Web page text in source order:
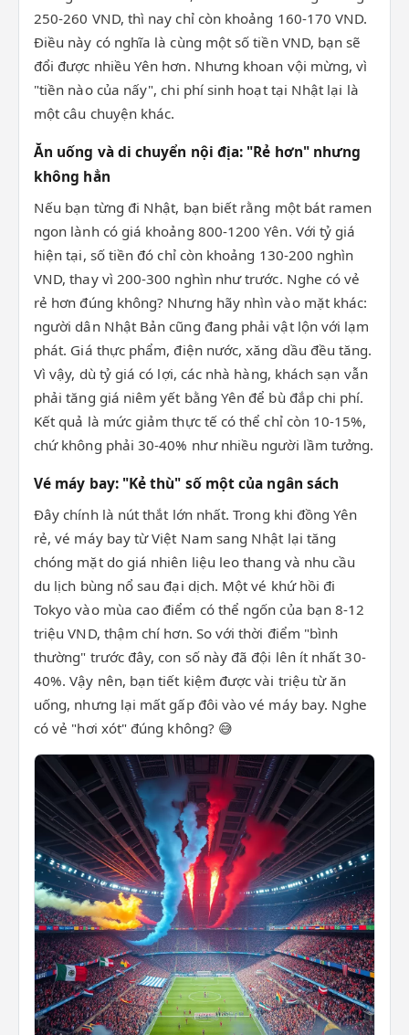
250-260 VND, thì nay chỉ còn khoảng 160-170 VND.
Điều này có nghĩa là cùng một số tiền VND, bạn sẽ
đổi được nhiều Yên hơn. Nhưng khoan vội mừng, vì
"tiền nào của nấy", chi phí sinh hoạt tại Nhật lại là
một câu chuyện khác.
Ăn uống và di chuyển nội địa: "Rẻ hơn" nhưng
không hẳn
Nếu bạn từng đi Nhật, bạn biết rằng một bát ramen
ngon lành có giá khoảng 800-1200 Yên. Với tỷ giá
hiện tại, số tiền đó chỉ còn khoảng 130-200 nghìn
VND, thay vì 200-300 nghìn như trước. Nghe có vẻ
rẻ hơn đúng không? Nhưng hãy nhìn vào mặt khác:
người dân Nhật Bản cũng đang phải vật lộn với lạm
phát. Giá thực phẩm, điện nước, xăng dầu đều tăng.
Vì vậy, dù tỷ giá có lợi, các nhà hàng, khách sạn vẫn
phải tăng giá niêm yết bằng Yên để bù đắp chi phí.
Kết quả là mức giảm thực tế có thể chỉ còn 10-15%,
chứ không phải 30-40% như nhiều người lầm tưởng.
Vé máy bay: "Kẻ thù" số một của ngân sách
Đây chính là nút thắt lớn nhất. Trong khi đồng Yên
rẻ, vé máy bay từ Việt Nam sang Nhật lại tăng
chóng mặt do giá nhiên liệu leo thang và nhu cầu
du lịch bùng nổ sau đại dịch. Một vé khứ hồi đi
Tokyo vào mùa cao điểm có thể ngốn của bạn 8-12
triệu VND, thậm chí hơn. So với thời điểm "bình
thường" trước đây, con số này đã đội lên ít nhất 30-
40%. Vậy nên, bạn tiết kiệm được vài triệu từ ăn
uống, nhưng lại mất gấp đôi vào vé máy bay. Nghe
có vẻ "hơi xót" đúng không? 😅